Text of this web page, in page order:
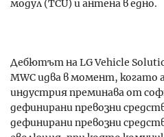
модул (TCU) и антена в едно.
Дебютът на LG Vehicle
MWC идва в момент,
индустрия преминава от
дефинирани превозни
дефинирани превозни